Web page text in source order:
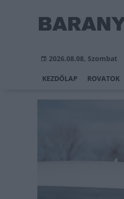
2026.08.08, Szombat
KEZDŐLAP ROVATOK